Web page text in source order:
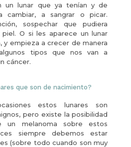
un lunar que ya tenían y de
cambiar, a sangrar o picar.
sospechar que pudiera
O si les aparece un lunar
y empieza a crecer de manera
tipos que nos van a
cáncer.
que son de nacimiento?
estos lunares son
pero existe la posibilidad
melanoma sobre estos
siempre debemos estar
(sobre todo cuando son muy